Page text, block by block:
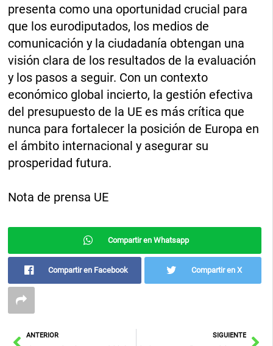
presenta como una oportunidad crucial para
que los eurodiputados, los medios de
comunicación y la ciudadanía obtengan una
visión clara de los resultados de la evaluación
y los pasos a seguir. Con un contexto
económico global incierto, la gestión efectiva
del presupuesto de la UE es más crítica que
nunca para fortalecer la posición de Europa en
el ámbito internacional y asegurar su
prosperidad futura.
Nota de prensa UE
Compartir en Whatsapp
Compartir en Facebook Compartir en X
AntANTERIOR SIGUIENTE